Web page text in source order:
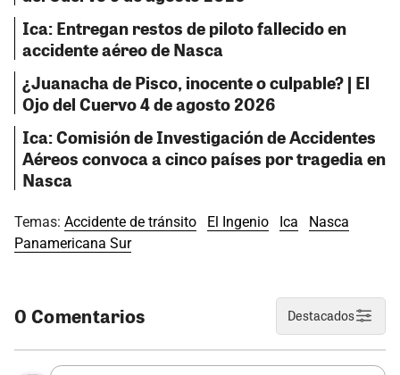
Ica: Entregan restos de piloto fallecido en
accidente aéreo de Nasca
¿Juanacha de Pisco, inocente o culpable? | El
Ojo del Cuervo 4 de agosto 2026
Ica: Comisión de Investigación de Accidentes
Aéreos convoca a cinco países por tragedia en
Nasca
Temas: Accidente de tránsito El Ingenio Ica
Nasca
Panamericana Sur
0 Comentarios Destacados